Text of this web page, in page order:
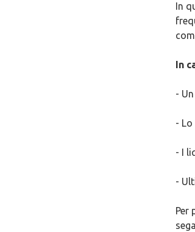
In
In
-
-
- I
-
Per